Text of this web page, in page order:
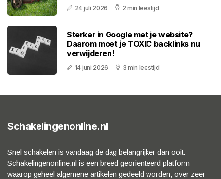
24 juli 2026 2 min leestijd
Sterker in Google met je website?
Daarom moet je TOXIC backlinks nu
verwijderen!
14 juni 2026 3 min leestijd
Schakelingenonline.nl
Snel schakelen is vandaag de dag belangrijker dan ooit.
Schakelingenonline.nl is een breed georiënteerd platform
waarop geheel algemene artikelen gedeeld worden, over zeer